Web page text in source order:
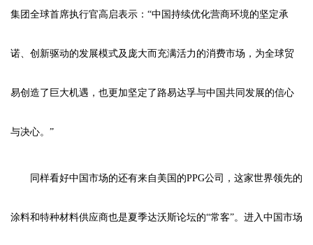
集团全球首席执行官高启表示：“中国持续优化营商环境的坚定承
诺、创新驱动的发展模式及庞大而充满活力的消费市场，为全球贸
易创造了巨大机遇，也更加坚定了路易达孚与中国共同发展的信心
与决心。”
同样看好中国市场的还有来自美国的PPG公司，这家世界领先的
涂料和特种材料供应商也是夏季达沃斯论坛的“常客”。进入中国市场